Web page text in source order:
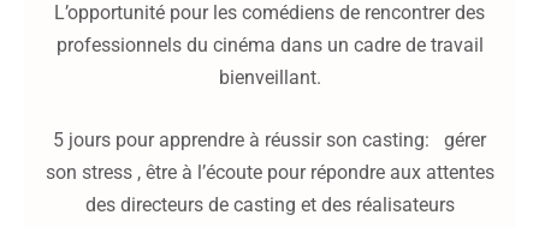
L’opportunité pour les comédiens de rencontrer des
professionnels du cinéma dans un cadre de travail
bienveillant.
5 jours pour apprendre à réussir son casting: gérer
son stress , être à l’écoute pour répondre aux attentes
des directeurs de casting et des réalisateurs